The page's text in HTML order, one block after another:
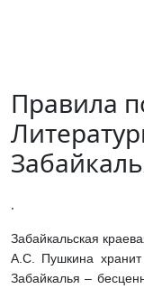
Правила
.
Забайкальская
А.С. Пушкина хранит
Забайкалья –